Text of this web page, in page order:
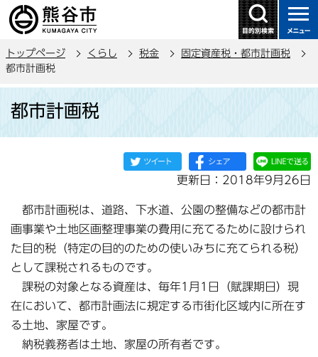
の
ー
トップページ くらし 税金
固定資産税・都市計画税
都市計画税
都市計画税
更新日：2018年9月26日
都市計画税は、道路、下水道、公園の整備などの都市計
画事業や土地区画整理事業の費用に充てるために設けられ
た目的税（特定の目的のための使いみちに充てられる税）
として課税されるものです。
課税の対象となる資産は、毎年1月1日（賦課期日）現
在において、都市計画法に規定する市街化区域内に所在す
る土地、家屋です。
納税義務者は土地、家屋の所有者です。